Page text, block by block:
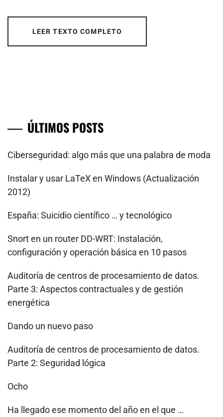
LEER TEXTO COMPLETO
ÚLTIMOS POSTS
Ciberseguridad: algo más que una palabra de moda
Instalar y usar LaTeX en Windows (Actualización
2012)
España: Suicidio científico … y tecnológico
Snort en un router DD-WRT: Instalación,
configuración y operación básica en 10 pasos
Auditoría de centros de procesamiento de datos.
Parte 3: Aspectos contractuales y de gestión
energética
Dando un nuevo paso
Auditoría de centros de procesamiento de datos.
Parte 2: Seguridad lógica
Ocho
Ha llegado ese momento del año en el que …